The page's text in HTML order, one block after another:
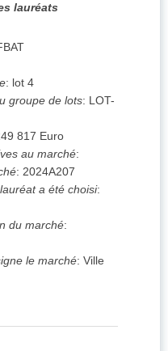
lauréats
: lot 4
groupe de lots: LOT-
817 Euro
au marché:
: 2024A207
a été choisi:
du marché:
le marché: Ville